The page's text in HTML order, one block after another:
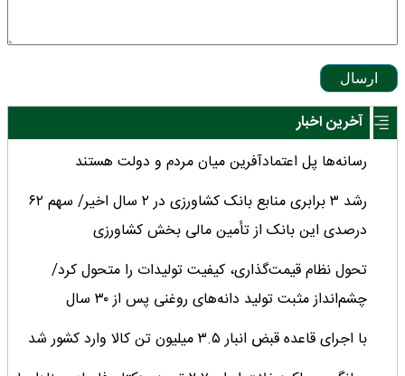
ارسال
آخرین اخبار
رسانه‌ها پل اعتمادآفرین میان مردم و دولت هستند
رشد ۳ برابری منابع بانک کشاورزی در ۲ سال اخیر/ سهم ۶۲
درصدی این بانک از تأمین مالی بخش کشاورزی
تحول نظام قیمت‌گذاری، کیفیت تولیدات را متحول کرد/
چشم‌انداز مثبت تولید دانه‌های روغنی پس از ۳۰ سال
با اجرای قاعده قبض انبار ۳.۵ میلیون تن کالا وارد کشور شد